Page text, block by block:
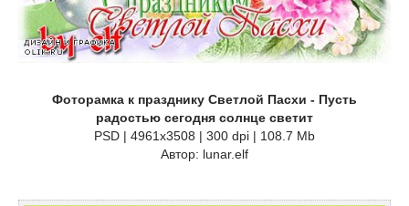
Фоторамка к празднику Светлой Пасхи - Пусть
радостью сегодня солнце светит
PSD | 4961х3508 | 300 dpi | 108.7 Mb
Автор: lunar.elf